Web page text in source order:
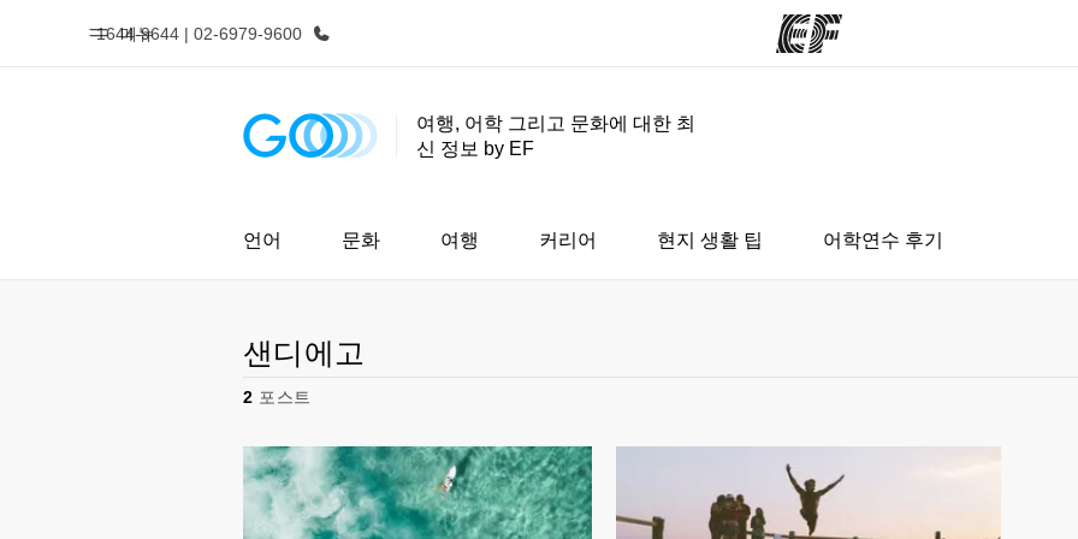
메뉴
1644-9644 | 02-6979-9600
프로그램
여행, 어학 그리고 문화에 대한 최
신 정보 by EF
언어 문화 여행 커리어 현지 생활 팁 어학연수 후기
샌디에고
2 포스트